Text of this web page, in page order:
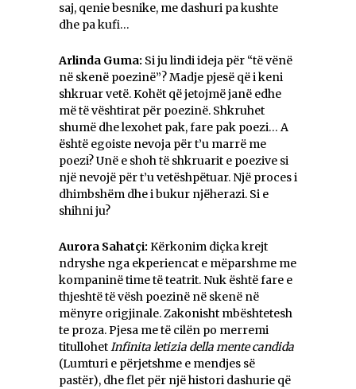
saj, qenie besnike, me dashuri pa kushte
dhe pa kufi…
Arlinda Guma: Si ju lindi ideja për “të vënë
në skenë poezinë”? Madje pjesë që i keni
shkruar vetë. Kohët që jetojmë janë edhe
më të vështirat për poezinë. Shkruhet
shumë dhe lexohet pak, fare pak poezi… A
është egoiste nevoja për t’u marrë me
poezi? Unë e shoh të shkruarit e poezive si
një nevojë për t’u vetëshpëtuar. Një proces i
dhimbshëm dhe i bukur njëherazi. Si e
shihni ju?
Aurora Sahatçi: Kërkonim diçka krejt
ndryshe nga ekperiencat e mëparshme me
kompaninë time të teatrit. Nuk është fare e
thjeshtë të vësh poezinë në skenë në
mënyre origjinale. Zakonisht mbështetesh
te proza. Pjesa me të cilën po merremi
titullohetInfinita letizia della mente candida
(Lumturi e përjetshme e mendjes së
pastër), dhe flet për një histori dashurie që